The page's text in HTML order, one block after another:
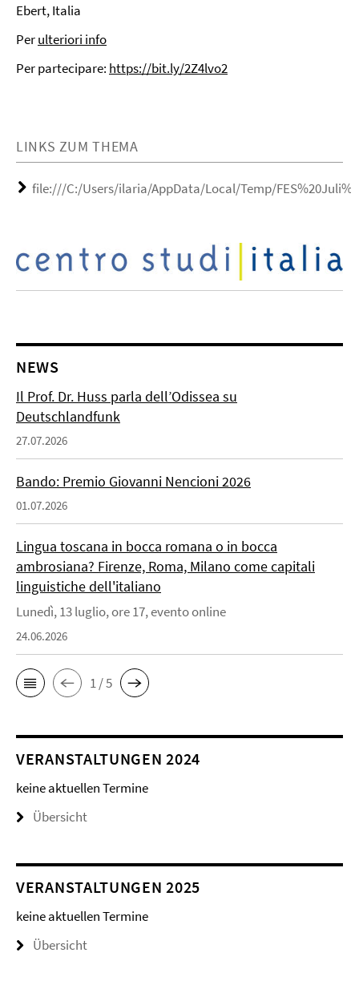
Ebert, Italia
Perulteriori info
Per partecipare: https://bit.ly/2Z4lvo2
LINKS ZUM THEMA
file:///C:/Users/ilaria/AppData/Local/Temp/
NEWS
Il Prof. Dr. Huss parla dell’Odissea su
Deutschlandfunk
27.07.2026
Bando: Premio Giovanni Nencioni 2026
01.07.2026
Lingua toscana in bocca romana o in bocca
ambrosiana? Firenze, Roma, Milano come capitali
linguistiche dell'italiano
Lunedì, 13 luglio, ore 17, evento online
24.06.2026
1 / 5
VERANSTALTUNGEN 2024
keine aktuellen Termine
Übersicht
VERANSTALTUNGEN 2025
keine aktuellen Termine
Übersicht